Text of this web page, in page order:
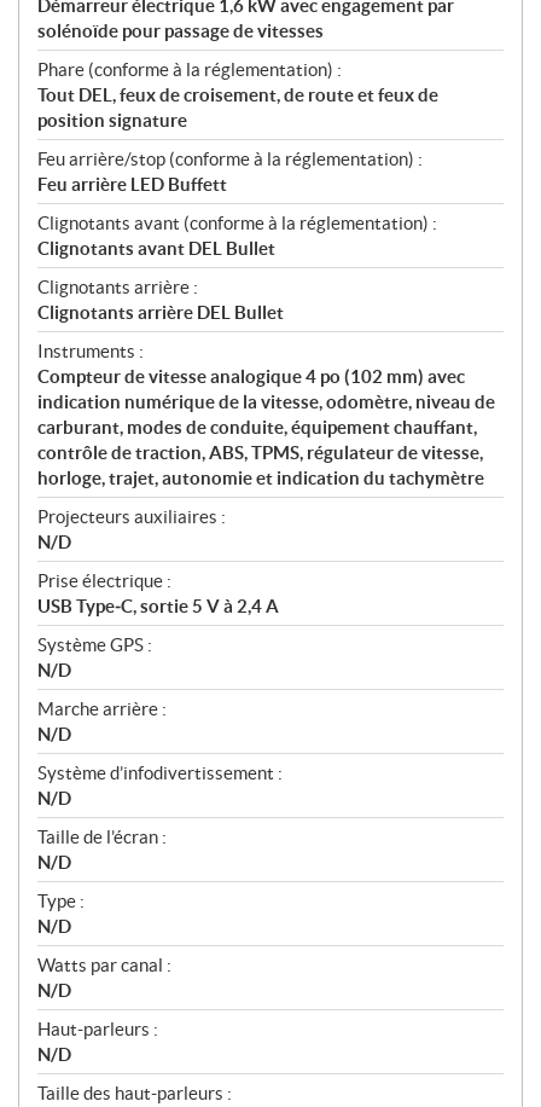
Démarreur électrique 1,6 kW avec engagement par
solénoïde pour passage de vitesses
Phare (conforme à la réglementation) :
Tout DEL, feux de croisement, de route et feux de
position signature
Feu arrière/stop (conforme à la réglementation) :
Feu arrière LED Buffett
Clignotants avant (conforme à la réglementation) :
Clignotants avant DEL Bullet
Clignotants arrière :
Clignotants arrière DEL Bullet
Instruments :
Compteur de vitesse analogique 4 po (102 mm) avec
indication numérique de la vitesse, odomètre, niveau de
carburant, modes de conduite, équipement chauffant,
contrôle de traction, ABS, TPMS, régulateur de vitesse,
horloge, trajet, autonomie et indication du tachymètre
Projecteurs auxiliaires :
N/D
Prise électrique :
USB Type‑C, sortie 5 V à 2,4 A
Système GPS :
N/D
Marche arrière :
N/D
Système d’infodivertissement :
N/D
Taille de l’écran :
N/D
Type :
N/D
Watts par canal :
N/D
Haut-parleurs :
N/D
Taille des haut-parleurs :